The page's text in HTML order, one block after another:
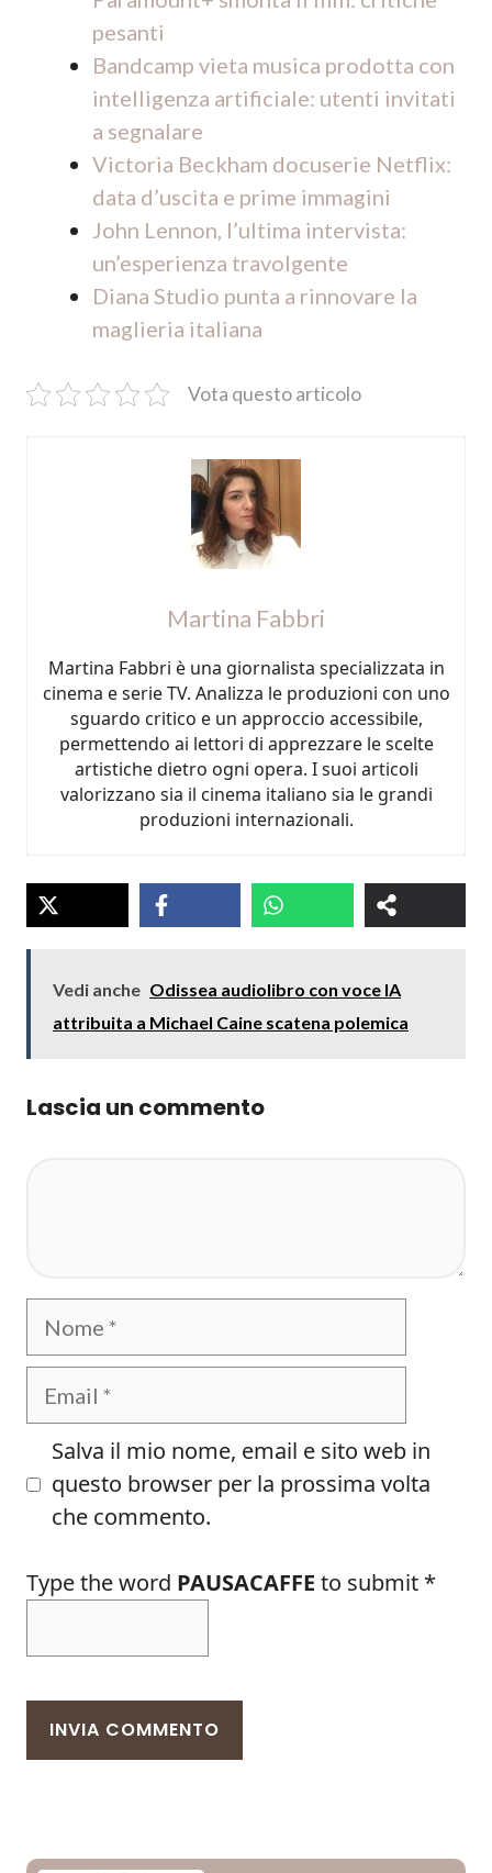
pesanti
Bandcamp vieta musica prodotta con
intelligenza artificiale: utenti invitati
a segnalare
Victoria Beckham docuserie Netflix:
data d’uscita e prime immagini
John Lennon, l’ultima intervista:
un’esperienza travolgente
Diana Studio punta a rinnovare la
maglieria italiana
Vota questo articolo
Martina Fabbri
Martina Fabbri è una giornalista specializzata in
cinema e serie TV. Analizza le produzioni con uno
sguardo critico e un approccio accessibile,
permettendo ai lettori di apprezzare le scelte
artistiche dietro ogni opera. I suoi articoli
valorizzano sia il cinema italiano sia le grandi
produzioni internazionali.
Vedi anche Odissea audiolibro con voce IA
attribuita a Michael Caine scatena polemica
Lascia un commento
Nome
Email
Salva il mio nome, email e sito web in
questo browser per la prossima volta
che commento.
Type the word PAUSACAFFE to submit *